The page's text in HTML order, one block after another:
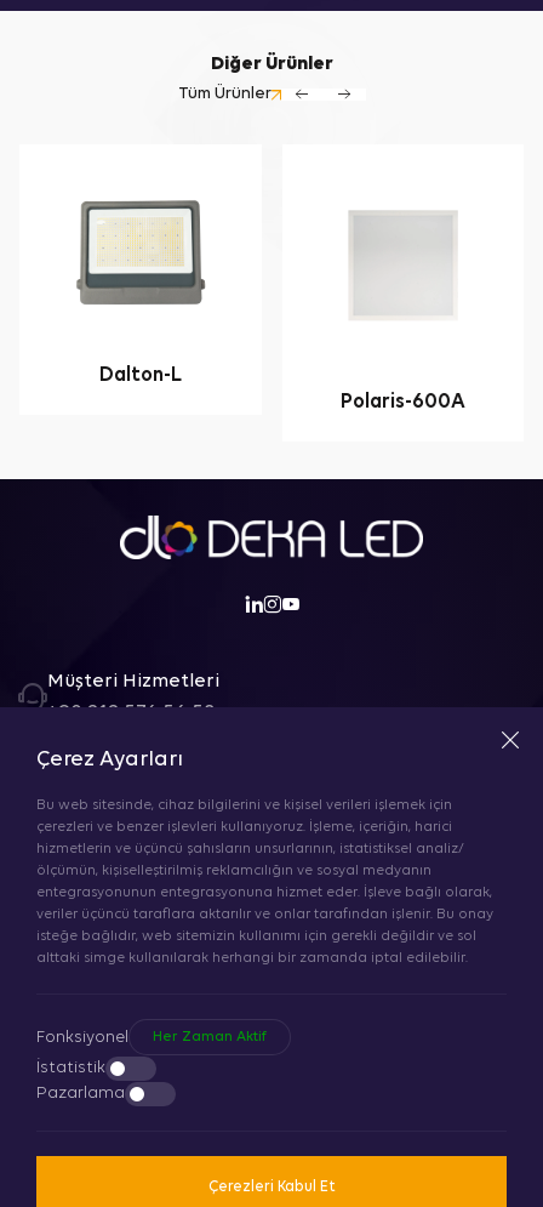
Diğer Ürünler
Tüm Ürünler
Dalton-L
Polaris-600A
Müşteri Hizmetleri
+90 212 576 56 58
info@dekaled.com
Adres
DEKA AYDINLATMA VE OTOMASYON SİSTEMLERİ
SANAYİ TİC LTD ŞTİ ORHANGAZİ MAH ISISO CAD
FABRİKA NO: 14
olarak, aydınlatmada yenilikçi ve
Çerez Ayarları
Bu web sitesinde, cihaz bilgilerini ve kişisel verileri işlemek için
çerezleri ve benzer işlevleri kullanıyoruz. İşleme, içeriğin, harici
hizmetlerin ve üçüncü şahısların unsurlarının, istatistiksel analiz/
ölçümün, kişiselleştirilmiş reklamcılığın ve sosyal medyanın
entegrasyonunun entegrasyonuna hizmet eder. İşleve bağlı olarak,
veriler üçüncü taraflara aktarılır ve onlar tarafından işlenir. Bu onay
isteğe bağlıdır, web sitemizin kullanımı için gerekli değildir ve sol
alttaki simge kullanılarak herhangi bir zamanda iptal edilebilir.
Fonksiyonel Her Zaman Aktif
İstatistik
Pazarlama
Çerezleri Kabul Et